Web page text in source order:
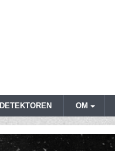
DETEKTOREN OM